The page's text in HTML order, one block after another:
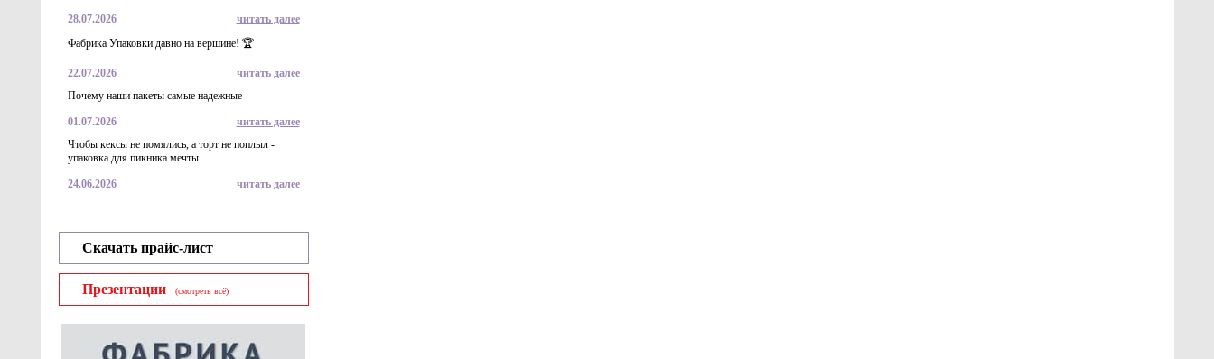
28.07.2026
читать далее
Фабрика Упаковки давно на вершине! 🏆
22.07.2026
читать далее
Почему наши пакеты самые надежные
01.07.2026
читать далее
Чтобы кексы не помялись, а торт не поплыл -
упаковка для пикника мечты
24.06.2026 читать далее
Скачать прайс-лист
Презентации (смотреть всё)